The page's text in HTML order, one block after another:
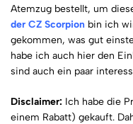
Atemzug bestellt, um
der CZ Scorpion bin ich
gekommen, was gut
habe ich auch hier den
sind auch ein paar
Disclaimer: Ich habe die
einem Rabatt) gekauft.